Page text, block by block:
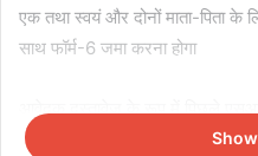
एक तथा स्वयं और दोनों माता-पिता
साथ फॉर्म-6 जमा करना होगा
आवेदक दस्तावेज के रूप में पिछले
एक्सट्रैक्ट पेज भी जमा कर सकता है,